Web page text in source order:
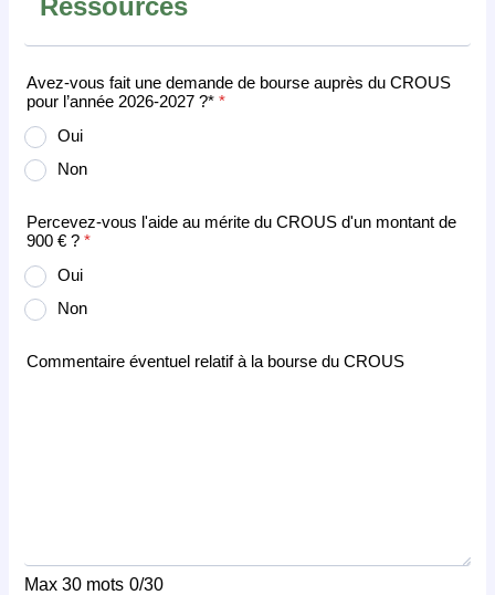
Ressources
Avez-vous fait une demande de bourse auprès du CROUS
pour l’année 2026-2027 ?* *
Oui
Non
Percevez-vous l'aide au mérite du CROUS d'un montant de
900 € ? *
Oui
Non
Commentaire éventuel relatif à la bourse du CROUS
Max 30 mots 0/30